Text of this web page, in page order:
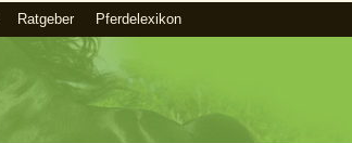
Ratgeber Pferdelexikon